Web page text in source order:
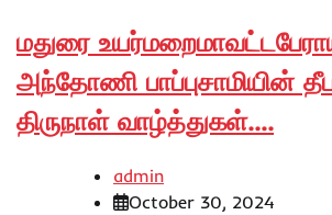
மதுரை
அந்தோணி பாப்புசாமியின்
திருநாள் வாழ்த்துகள்….
admin
October 30, 2024